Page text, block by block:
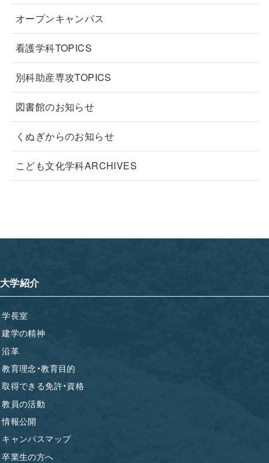
オープンキャンパス
看護学科TOPICS
別科助産専攻TOPICS
図書館のお知らせ
くぬぎからのお知らせ
こども文化学科ARCHIVES
大学紹介
学長室
建学の精神
沿革
教育理念・教育目的
取得できる免許・資格
教員の活動
情報公開
キャンパスマップ
卒業生の方へ